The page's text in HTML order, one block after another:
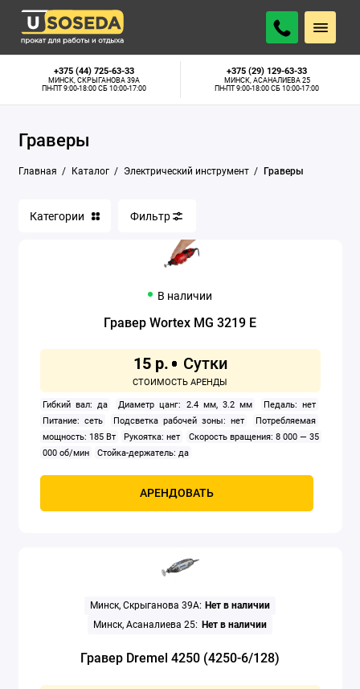
+375 (44) 725-63-33
МИНСК, СКРЫГАНОВА 39А
ПН-ПТ 9:00-18:00 СБ 10:00-17:00
+375 (29) 129-63-33
МИНСК, АСАНАЛИЕВА 25
ПН-ПТ 9:00-18:00 СБ 10:00-17:00
Граверы
Главная Каталог Электрический инструмент Граверы
Аппараты для сварки труб
Бетонорезы
Болгарки
Бороздоделы
Дрели алмазного сверления
Дрели-миксеры
Заклепочники
Клуппы
Краскораспылители
Отбойные молотки
Категории Фильтр
В наличии
Гравер Wortex MG 3219 E
15 р.
Гибкий вал: да Диаметр цанг: 2.4 мм, 3.2 мм
Педаль: нет
Питание: сеть
Подсветка рабочей зоны: нет
Потребляемая
мощность: 185 Вт
Рукоятка: нет
Скорость вращения: 8 000 — 35
000 об/мин
Стойка-держатель: да
АРЕНДОВАТЬ
Минск, Скрыганова 39А: Нет в наличии
Минск, Асаналиева 25: Нет в наличии
Гравер Dremel 4250 (4250-6/128)